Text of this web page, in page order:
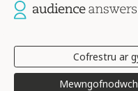
Cofrestru ar